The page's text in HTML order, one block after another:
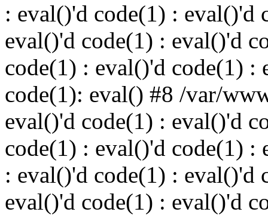
: eval()'d code(1) : eval()'d
eval()'d code(1) : eval()'d
code(1) : eval()'d code(1) :
code(1): eval() #8 /var/
eval()'d code(1) : eval()'d
code(1) : eval()'d code(1) :
: eval()'d code(1) : eval()'d
eval()'d code(1) : eval()'d